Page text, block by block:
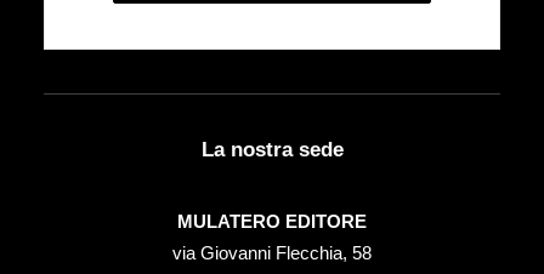
La nostra sede
MULATERO EDITORE
via Giovanni Flecchia, 58